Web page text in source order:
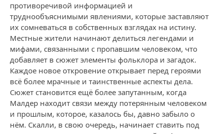
противоречивой информацией и
труднообъяснимыми явлениями, которые заставляют
их сомневаться в собственных взглядах на истину.
Местные жители начинают делиться легендами и
мифами, связанными с пропавшим человеком, что
добавляет в сюжет элементы фольклора и загадок.
Каждое новое откровение открывает перед героями
всё более мрачные и таинственные аспекты дела.
Сюжет становится ещё более запутанным, когда
Малдер находит связи между потерянным человеком
и прошлым, которое, казалось бы, давно забыло о
нём. Скалли, в свою очередь, начинает ставить под